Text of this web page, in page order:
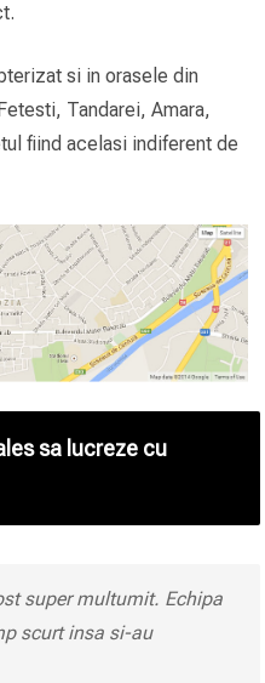
si in orasele din
Tandarei, Amara,
fiind acelasi indiferent de
sa lucreze cu
super multumit. Echipa
scurt insa si-au